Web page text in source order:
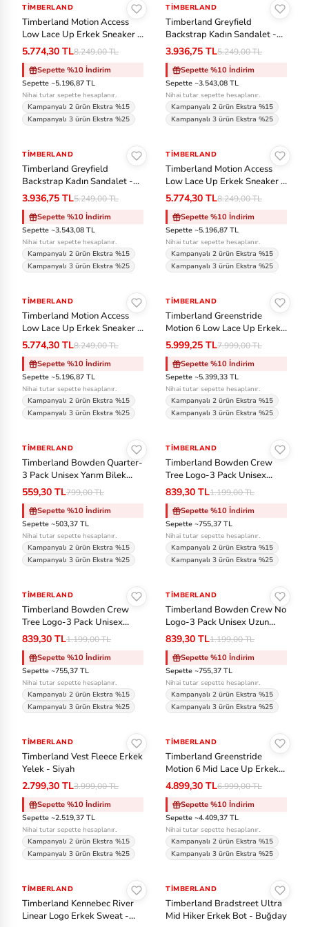
Tenis
Voleybol
ok
s
C
as
io
o
nv
er
se
Cr
oc
D
C
Ea
st
pa
k
Fa
bc
e
Ja
ck
ol
fs
ki
n
Ja
ns
p
or
La
st
e
er
re
-%30
TIMBERLAND
Timberland Motion Access
Low Lace Up Erkek Sneaker -
Beyaz
5.774,30 TL8.249,00 TL
Sepette %10 İndirim
Sepette ~5.196,87 TL
Nihai tutar sepette hesaplanır.
Kampanyalı 2 ürün Ekstra %15
Kampanyalı 3 ürün Ekstra %25
-%25
TIMBERLAND
Timberland Greyfield
Backstrap Kadın Sandalet -
Siyah
3.936,75 TL5.249,00 TL
Sepette %10 İndirim
Sepette ~3.543,08 TL
Nihai tutar sepette hesaplanır.
Kampanyalı 2 ürün Ekstra %15
Kampanyalı 3 ürün Ekstra %25
-%25
TIMBERLAND
Timberland Greyfield
Backstrap Kadın Sandalet -
Beyaz
3.936,75 TL5.249,00 TL
Sepette %10 İndirim
Sepette ~3.543,08 TL
Nihai tutar sepette hesaplanır.
Kampanyalı 2 ürün Ekstra %15
Kampanyalı 3 ürün Ekstra %25
-%30
TIMBERLAND
Timberland Motion Access
Low Lace Up Erkek Sneaker -
Kahverengi
5.774,30 TL8.249,00 TL
Sepette %10 İndirim
Sepette ~5.196,87 TL
Nihai tutar sepette hesaplanır.
Kampanyalı 2 ürün Ekstra %15
Kampanyalı 3 ürün Ekstra %25
-%30
TIMBERLAND
Timberland Motion Access
Low Lace Up Erkek Sneaker -
Gri
5.774,30 TL8.249,00 TL
Sepette %10 İndirim
Sepette ~5.196,87 TL
Nihai tutar sepette hesaplanır.
Kampanyalı 2 ürün Ekstra %15
Kampanyalı 3 ürün Ekstra %25
-%25
TIMBERLAND
Timberland Greenstride
Motion 6 Low Lace Up Erkek
Günlük Ayakkabı -
Kahverengi
5.999,25 TL7.999,00 TL
Sepette %10 İndirim
Sepette ~5.399,33 TL
Nihai tutar sepette hesaplanır.
Kampanyalı 2 ürün Ekstra %15
Kampanyalı 3 ürün Ekstra %25
-%30
TIMBERLAND
Timberland Bowden Quarter-
3 Pack Unisex Yarım Bilek
Çorap - Siyah
559,30 TL799,00 TL
Sepette %10 İndirim
Sepette ~503,37 TL
Nihai tutar sepette hesaplanır.
Kampanyalı 2 ürün Ekstra %15
Kampanyalı 3 ürün Ekstra %25
-%30
TIMBERLAND
Timberland Bowden Crew
Tree Logo-3 Pack Unisex
Uzun Çorap - Beyaz
839,30 TL1.199,00 TL
Sepette %10 İndirim
Sepette ~755,37 TL
Nihai tutar sepette hesaplanır.
Kampanyalı 2 ürün Ekstra %15
Kampanyalı 3 ürün Ekstra %25
-%30
TIMBERLAND
Timberland Bowden Crew
Tree Logo-3 Pack Unisex
Uzun Çorap - Siyah
839,30 TL1.199,00 TL
Sepette %10 İndirim
Sepette ~755,37 TL
Nihai tutar sepette hesaplanır.
Kampanyalı 2 ürün Ekstra %15
Kampanyalı 3 ürün Ekstra %25
-%30
TIMBERLAND
Timberland Bowden Crew No
Logo-3 Pack Unisex Uzun
Çorap - Beyaz
839,30 TL1.199,00 TL
Sepette %10 İndirim
Sepette ~755,37 TL
Nihai tutar sepette hesaplanır.
Kampanyalı 2 ürün Ekstra %15
Kampanyalı 3 ürün Ekstra %25
-%30
TIMBERLAND
Timberland Vest Fleece Erkek
Yelek - Siyah
2.799,30 TL3.999,00 TL
Sepette %10 İndirim
Sepette ~2.519,37 TL
Nihai tutar sepette hesaplanır.
Kampanyalı 2 ürün Ekstra %15
Kampanyalı 3 ürün Ekstra %25
-%30
TIMBERLAND
Timberland Greenstride
Motion 6 Mid Lace Up Erkek
Bot - Siyah-Siyah
4.899,30 TL6.999,00 TL
Sepette %10 İndirim
Sepette ~4.409,37 TL
Nihai tutar sepette hesaplanır.
Kampanyalı 2 ürün Ekstra %15
Kampanyalı 3 ürün Ekstra %25
-%30
TIMBERLAND
Timberland Kennebec River
Linear Logo Erkek Sweat -
-%30
TIMBERLAND
Timberland Bradstreet Ultra
Mid Hiker Erkek Bot - Buğday